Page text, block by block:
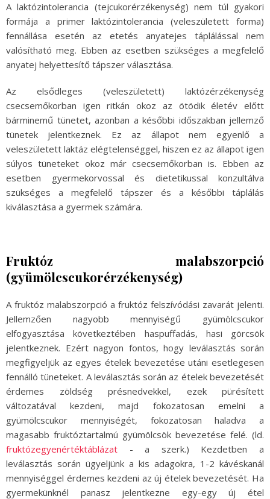
A laktózintolerancia (tejcukorérzékenység) nem túl gyakori
formája a primer laktózintolerancia (veleszületett forma)
fennállása esetén az etetés anyatejes táplálással nem
valósítható meg. Ebben az esetben szükséges a megfelelő
anyatej helyettesítő tápszer választása.
Az elsődleges (veleszületett) laktózérzékenység
csecsemőkorban igen ritkán okoz az ötödik életév előtt
bárminemű tünetet, azonban a későbbi időszakban jellemző
tünetek jelentkeznek. Ez az állapot nem egyenlő a
veleszületett laktáz elégtelenséggel, hiszen ez az állapot igen
súlyos tüneteket okoz már csecsemőkorban is. Ebben az
esetben gyermekorvossal és dietetikussal konzultálva
szükséges a megfelelő tápszer és a későbbi táplálás
kiválasztása a gyermek számára.
Fruktóz malabszorpció
(gyümölcscukorérzékenység)
A fruktóz malabszorpció a fruktóz felszívódási zavarát jelenti.
Jellemzően nagyobb mennyiségű gyümölcscukor
elfogyasztása következtében haspuffadás, hasi görcsök
jelentkeznek. Ezért nagyon fontos, hogy leválasztás során
megfigyeljük az egyes ételek bevezetése utáni esetlegesen
fennálló tüneteket. A leválasztás során az ételek bevezetését
érdemes zöldség présnedvekkel, ezek pürésített
változatával kezdeni, majd fokozatosan emelni a
gyümölcscukor mennyiségét, fokozatosan haladva a
magasabb fruktóztartalmú gyümölcsök bevezetése felé. (ld.
fruktózegyenértéktáblázat - a szerk.) Kezdetben a
leválasztás során ügyeljünk a kis adagokra, 1-2 kávéskanál
mennyiséggel érdemes kezdeni az új ételek bevezetését. Ha
gyermekünknél panasz jelentkezne egy-egy új étel